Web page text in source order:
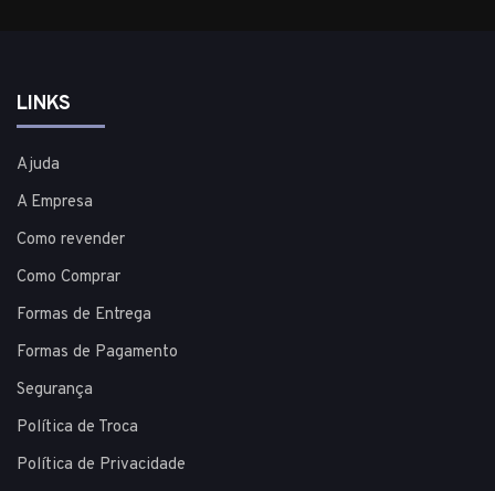
LINKS
Ajuda
A Empresa
Como revender
Como Comprar
Formas de Entrega
Formas de Pagamento
Segurança
Política de Troca
Política de Privacidade